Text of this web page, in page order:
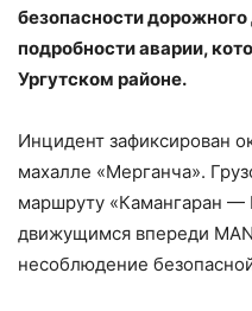
безопасности
подробности аварии,
Ургутском районе.
Инцидент зафиксирован
махалле «Мерганча».
маршруту «Камангаран —
движущимся впереди
несоблюдение